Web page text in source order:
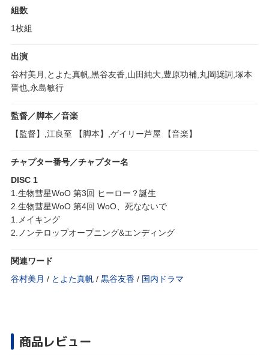
組数
1枚組
出演
谷村美月,とよた真帆,黒谷友香,山田純大,豊原功補,丸岡奨詞,塚本
晋也,永島敏行
監督／脚本／音楽
【監督】,江良至 【脚本】,ゲイリー芦屋 【音楽】
チャプター番号／チャプター名
DISC 1
1.生物彗星WoO 第3回 ヒーロー？誕生
2.生物彗星WoO 第4回 WoO、死なないで
1.メイキング
2.ノンテロップオープニング&エンディング
関連ワード
谷村美月 / とよた真帆 / 黒谷友香 / 国内ドラマ
商品レビュー